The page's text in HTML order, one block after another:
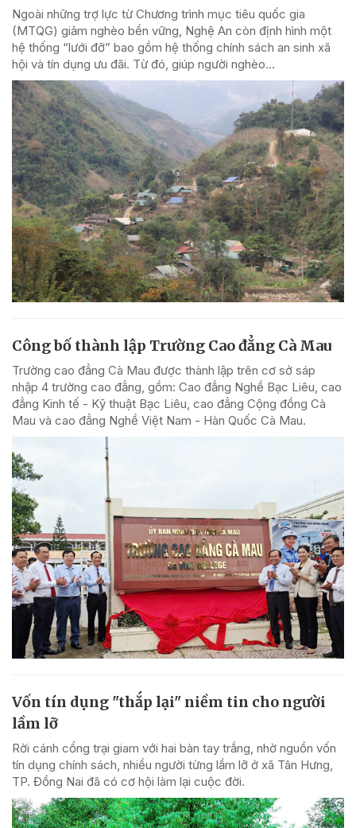
Ngoài những trợ lực từ Chương trình mục tiêu quốc gia
(MTQG) giảm nghèo bền vững, Nghệ An còn định hình một
hệ thống “lưới đỡ” bao gồm hệ thống chính sách an sinh xã
hội và tín dụng ưu đãi. Từ đó, giúp người nghèo...
Công bố thành lập Trường Cao đẳng Cà Mau
Trường cao đẳng Cà Mau được thành lập trên cơ sở sáp
nhập 4 trường cao đẳng, gồm: Cao đẳng Nghề Bạc Liêu, cao
đẳng Kinh tế - Kỹ thuật Bạc Liêu, cao đẳng Cộng đồng Cà
Mau và cao đẳng Nghề Việt Nam - Hàn Quốc Cà Mau.
Vốn tín dụng "thắp lại" niềm tin cho người
lầm lỡ
Rời cánh cổng trại giam với hai bàn tay trắng, nhờ nguồn vốn
tín dụng chính sách, nhiều người từng lầm lỡ ở xã Tân Hưng,
TP. Đồng Nai đã có cơ hội làm lại cuộc đời.